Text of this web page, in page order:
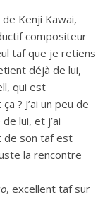
Kenji Kawai,
compositeur
taf que je retiens
déjà de lui,
qui est
? J’ai un peu de
lui, et j’ai
de son taf est
la rencontre
, excellent taf sur